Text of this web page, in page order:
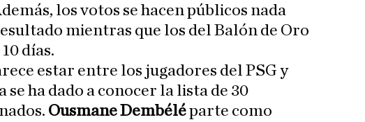
los votos se hacen públicos nada
mientras que los del Balón de Oro
días.
estar entre los jugadores del PSG y
se ha dado a conocer la lista de 30
Ousmane Dembéléparte como